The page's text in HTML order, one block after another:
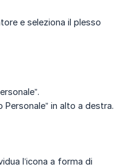
e seleziona il plesso
Personale” in alto a destra.
l’icona a forma di